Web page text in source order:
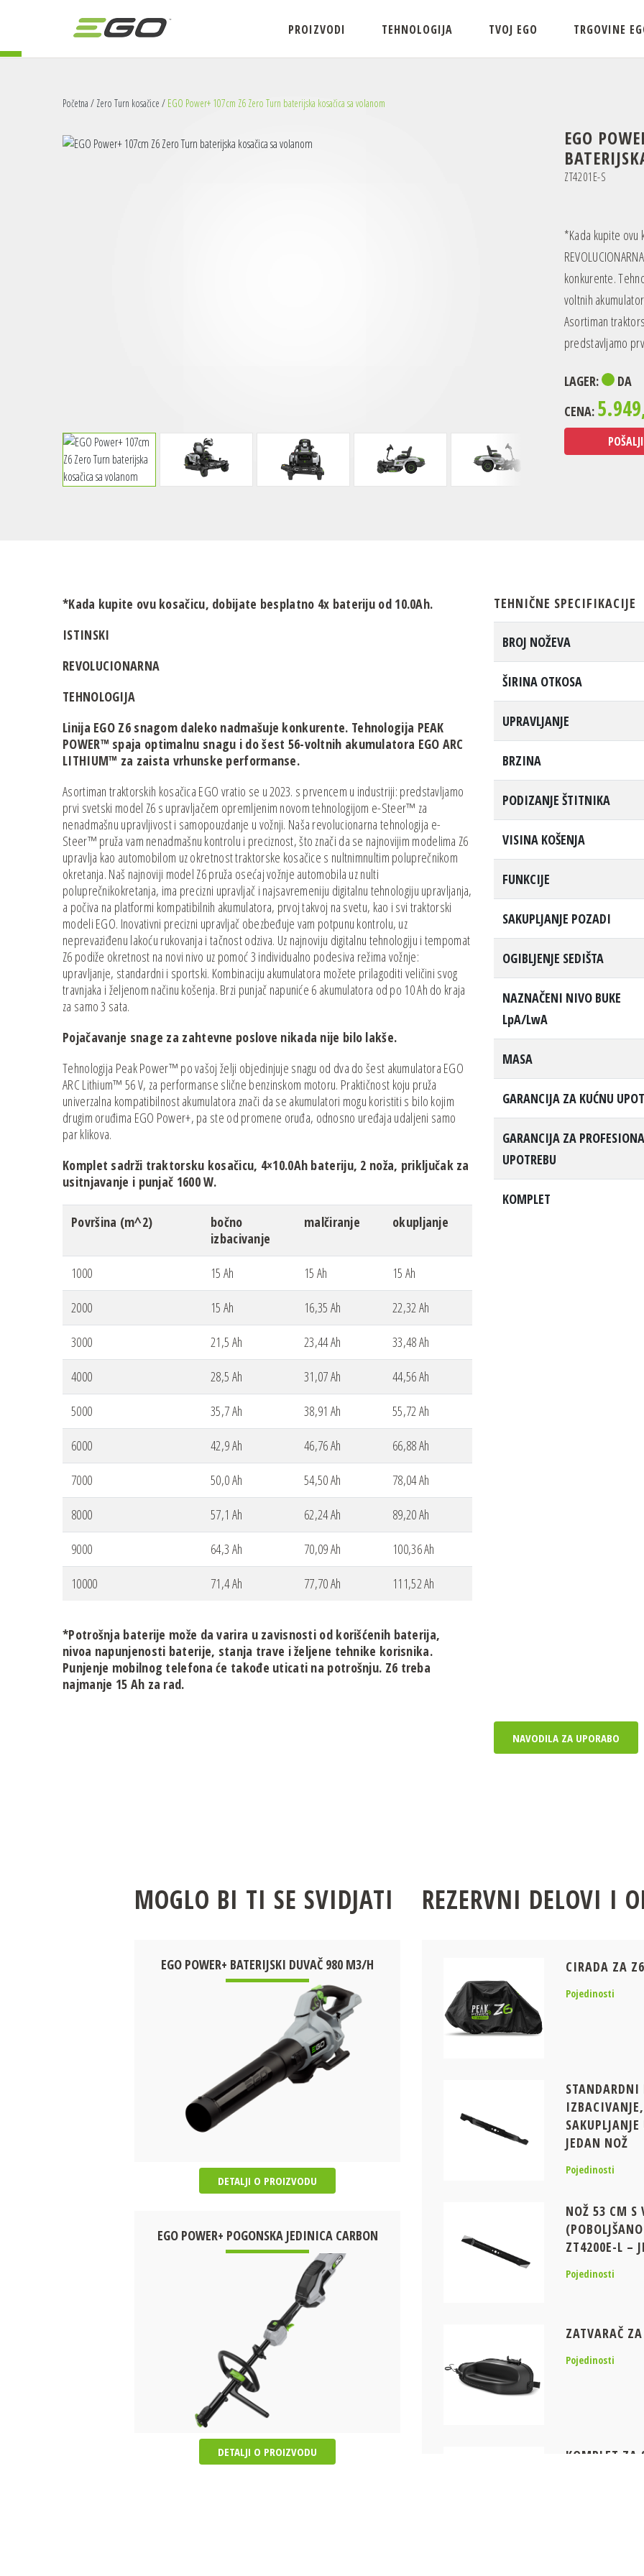
PROIZVODI TEHNOLOGIJA TVOJ EGO TRGOVINE
Početna / Zero Turn kosačice / EGO Power+ 107cm Z6 Zero Turn baterijska kosačica sa volanom
EGO
ZT4201E-S
*Kada kupite ovu
konkurente.
voltnih
Asortiman
predstavljamo
LAGER:
DA
CENA:
*Kada kupite ovu kosačicu, dobijate besplatno 4x bateriju od 10.0Ah.
ISTINSKI
REVOLUCIONARNA
TEHNOLOGIJA
Linija EGO Z6 snagom daleko nadmašuje konkurente. Tehnologija PEAK
POWER™ spaja optimalnu snagu i do šest 56-voltnih akumulatora EGO ARC
LITHIUM™ za zaista vrhunske performanse.
Asortiman traktorskih kosačica EGO vratio se u 2023. s prvencem u industriji: predstavljamo
prvi svetski model Z6 s upravljačem opremljenim novom tehnologijom e-Steer™ za
nenadmašnu upravljivost i samopouzdanje u vožnji. Naša revolucionarna tehnologija e-
Steer™ pruža vam nenadmašnu kontrolu i preciznost, što znači da se najnovijim modelima Z6
upravlja kao automobilom uz okretnost traktorske kosačice s nultnimnultim poluprečnikom
okretanja. Naš najnoviji model Z6 pruža osećaj vožnje automobila uz nulti
poluprečnikokretanja, ima precizni upravljač i najsavremeniju digitalnu tehnologiju upravljanja,
a počiva na platformi kompatibilnih akumulatora, prvoj takvoj na svetu, kao i svi traktorski
modeli EGO. Inovativni precizni upravljač obezbeđuje vam potpunu kontrolu, uz
neprevaziđenu lakoću rukovanja i tačnost odziva. Uz najnoviju digitalnu tehnologiju i tempomat
Z6 podiže okretnost na novi nivo uz pomoć 3 individualno podesiva režima vožnje:
upravljanje, standardni i sportski. Kombinaciju akumulatora možete prilagoditi veličini svog
travnjaka i željenom načinu košenja. Brzi punjač napuniće 6 akumulatora od po 10 Ah do kraja
za samo 3 sata.
Pojačavanje snage za zahtevne poslove nikada nije bilo lakše.
Tehnologija Peak Power™ po vašoj želji objedinjuje snagu od dva do šest akumulatora EGO
ARC Lithium™ 56 V, za performanse slične benzinskom motoru. Praktičnost koju pruža
univerzalna kompatibilnost akumulatora znači da se akumulatori mogu koristiti s bilo kojim
drugim oruđima EGO Power+, pa ste od promene oruđa, odnosno uređaja udaljeni samo
par klikova.
Komplet sadrži traktorsku kosačicu, 4×10.0Ah bateriju, 2 noža, priključak za
usitnjavanje i punjač 1600 W.
Površina (m^2)
bočno
izbacivanje
malčiranje okupljanje
1000 15 Ah 15 Ah
15 Ah
2000
15 Ah 16,35 Ah
22,32 Ah
3000
21,5 Ah 23,44 Ah
33,48 Ah
4000
28,5 Ah 31,07 Ah
44,56 Ah
5000
35,7 Ah 38,91 Ah
55,72 Ah
6000
42,9 Ah 46,76 Ah
66,88 Ah
7000
50,0 Ah 54,50 Ah
78,04 Ah
8000
57,1 Ah 62,24 Ah
89,20 Ah
9000
64,3 Ah 70,09 Ah
100,36 Ah
10000
71,4 Ah 77,70 Ah 111,52 Ah
*Potrošnja baterije može da varira u zavisnosti od korišćenih baterija,
nivoa napunjenosti baterije, stanja trave i željene tehnike korisnika.
Punjenje mobilnog telefona će takođe uticati na potrošnju. Z6 treba
najmanje 15 Ah za rad.
TEHNIČNE SPECIFIKACIJE
BROJ NOŽEVA
ŠIRINA OTKOSA
UPRAVLJANJE
BRZINA
PODIZANJE ŠTITNIKA
VISINA KOŠENJA
FUNKCIJE
SAKUPLJANJE POZADI
OGIBLJENJE SEDIŠTA
NAZNAČENI NIVO BUKE
LpA/LwA
MASA
GARANCIJA ZA KUĆNU
GARANCIJA ZA
UPOTREBU
KOMPLET
NAVODILA ZA UPORABO
MOGLO BI TI SE SVIDJATI
EGO POWER+ BATERIJSKI DUVAČ 980 M3/H
DETALJI O PROIZVODU
EGO POWER+ POGONSKA JEDINICA CARBON
DETALJI O PROIZVODU
REZERVNI DELOVI I
CIRADA ZA Z6
Pojedinosti
JEDAN NOŽ
Pojedinosti
NOŽ 53 CM S
ZT4200E-L –
Pojedinosti
ZATVARAČ
Pojedinosti
KOMPLET ZA